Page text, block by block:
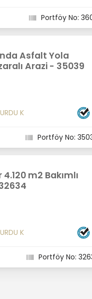
Portföy No:
Asfalt Yola
Arazi - 35039
K
Portföy No:
m2 Bakımlı
K
Portföy No: